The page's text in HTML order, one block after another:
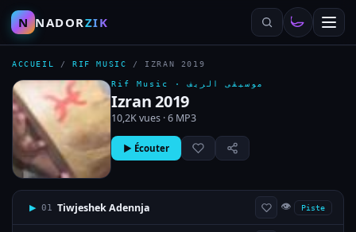
N NADORZIK
ACCUEIL /RIF MUSIC / IZRAN 2019
Rif Music ·موسيقى الريف
Izran 2019
10,2K vues · 6 MP3
▶ Écouter
▶ 01 Tiwjeshek Adennja 👁 Piste